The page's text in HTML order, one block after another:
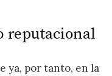
reputacional
ya, por tanto, en la